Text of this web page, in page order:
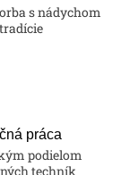
s nádychom
tradície
práca
podielom
techník